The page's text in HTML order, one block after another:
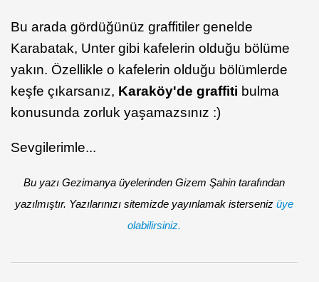
Bu arada gördüğünüz graffitiler genelde
Karabatak, Unter gibi kafelerin olduğu bölüme
yakın. Özellikle o kafelerin olduğu bölümlerde
keşfe çıkarsanız, Karaköy'de graffiti bulma
konusunda zorluk yaşamazsınız :)
Sevgilerimle...
Bu yazı Gezimanya üyelerinden Gizem Şahin tarafından
yazılmıştır. Yazılarınızı sitemizde yayınlamak isterseniz üye
olabilirsiniz.